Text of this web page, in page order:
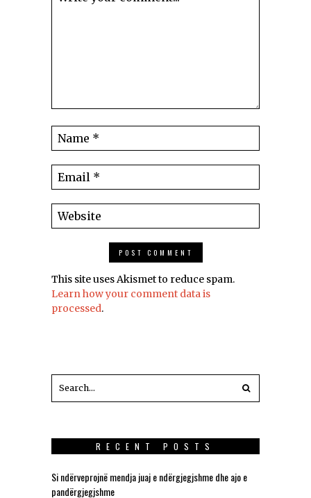
This site uses Akismet to reduce spam.
Learn how your comment data is
processed.
RECENT POSTS
Si ndërveprojnë mendja juaj e ndërgjegjshme dhe ajo e
pandërgjegjshme